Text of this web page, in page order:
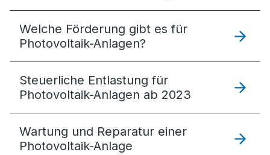
Welche Förderung gibt es für
Photovoltaik-Anlagen?
Steuerliche Entlastung für
Photovoltaik-Anlagen ab 2023
Wartung und Reparatur einer
Photovoltaik-Anlage